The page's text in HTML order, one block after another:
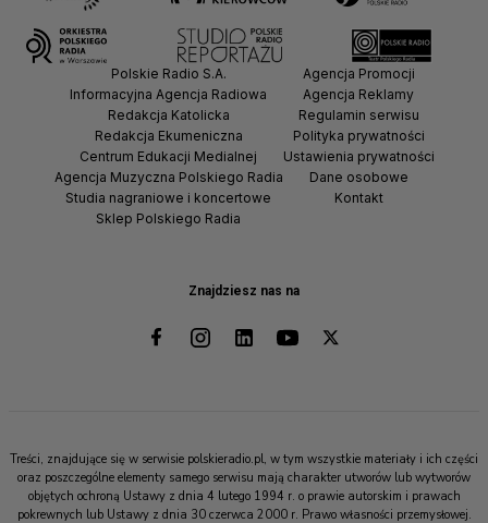
Znajdziesz nas na
Polskie Radio S.A.
Informacyjna Agencja Radiowa
Redakcja Katolicka
Redakcja Ekumeniczna
Centrum Edukacji Medialnej
Agencja Muzyczna Polskiego Radia
Studia nagraniowe i koncertowe
Sklep Polskiego Radia
Agencja Promocji
Agencja Reklamy
Regulamin serwisu
Polityka prywatności
Ustawienia prywatności
Dane osobowe
Kontakt
Treści, znajdujące się w serwisie polskieradio.pl, w tym wszystkie materiały i ich części
oraz poszczególne elementy samego serwisu mają charakter utworów lub wytworów
objętych ochroną Ustawy z dnia 4 lutego 1994 r. o prawie autorskim i prawach
pokrewnych lub Ustawy z dnia 30 czerwca 2000 r. Prawo własności przemysłowej.